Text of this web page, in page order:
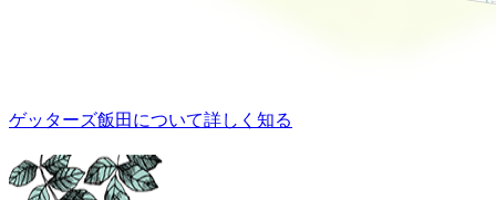
ゲッターズ飯田について詳しく知る